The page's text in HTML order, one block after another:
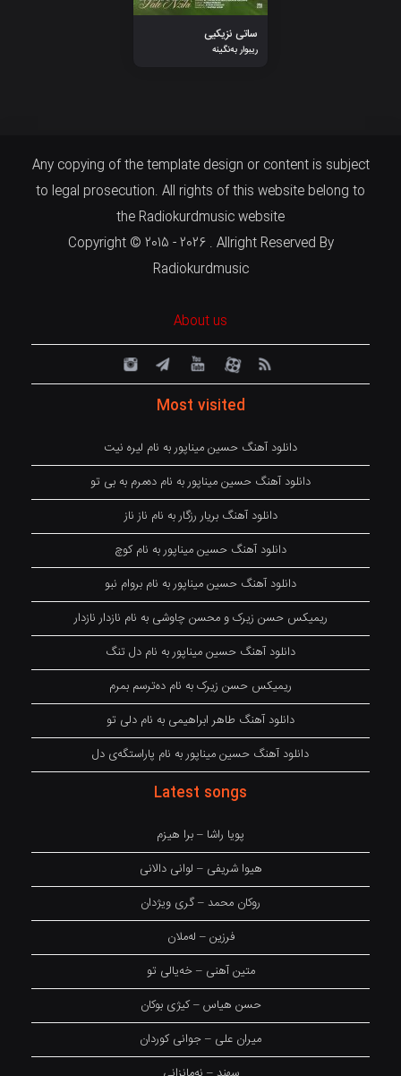
ساتی نزیکیی
ریبوار بەنگینە
Any copying of the template design or content is subject
to legal prosecution. All rights of this website belong to
the Radiokurdmusic website
Copyright © 2015 - 2026 . Allright Reserved By
Radiokurdmusic
About us
Most visited
دانلود آهنگ حسین میناپور به نام لیره نیت
دانلود آهنگ حسین میناپور به نام دەمرم بە بی تو
دانلود آهنگ بریار رزگار به نام ناز ناز
دانلود آهنگ حسین میناپور به نام کوچ
دانلود آهنگ حسین میناپور به نام بروام نبو
ریمیکس حسن زیرک و محسن چاوشی به نام نازدار نازدار
دانلود آهنگ حسین میناپور به نام دل تنگ
ریمیکس حسن زیرک به نام دەترسم بمرم
دانلود آهنگ طاهر ابراهیمی به نام دلی تو
دانلود آهنگ حسین میناپور به نام پاراستگەی دل
Latest songs
پویا راشا – برا هیزم
هیوا شریفی – لوانی دالانی
روکان محمد – گری ویژدان
فرزین – لەملان
متین آهنی – خەیالی تو
حسن هیاس – کیژی بوکان
میران علی – جوانی کوردان